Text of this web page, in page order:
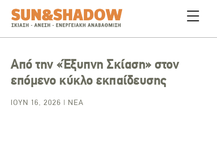
Από την «Έξυπνη Σκίαση» στον
επόμενο κύκλο εκπαίδευσης
ΙΟΎΝ 16, 2026 | ΝΈΑ